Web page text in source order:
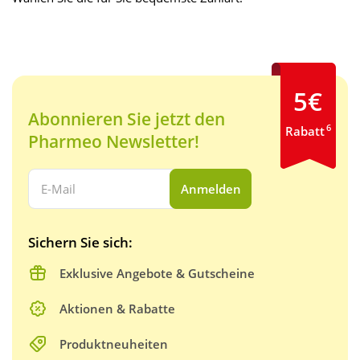
Abonnieren Sie jetzt den
Pharmeo Newsletter!
Ihre E-Mail Adresse:
Anmelden
Sichern Sie sich:
Exklusive Angebote & Gutscheine
Aktionen & Rabatte
Produktneuheiten
5€
Rabatt6